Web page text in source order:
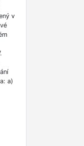
v
a)